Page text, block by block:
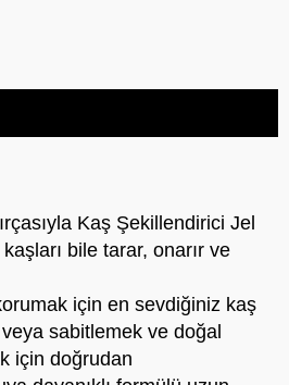
Kaş Şekillendirici Jel
bile tarar, onarır ve
için en sevdiğiniz kaş
sabitlemek ve doğal
için doğrudan